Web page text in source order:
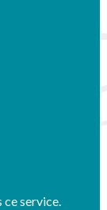
ce service.